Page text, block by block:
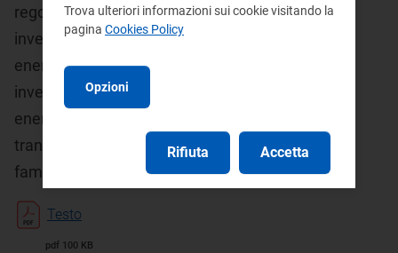
regolazione, necessarie per attrarre
investimenti e per costruire indipendenza
energetica e competitività, accelerare sugli
investimenti infrastrutturali per la sicurezza
energetica e per integrare rinnovabili, una
transizione economicamente sostenibile per
famiglie e imprese”.
Testo
pdf 100 KB
Trova ulteriori informazioni sui cookie visitando la
pagina Cookies Policy
Opzioni
Rifiuta Accetta